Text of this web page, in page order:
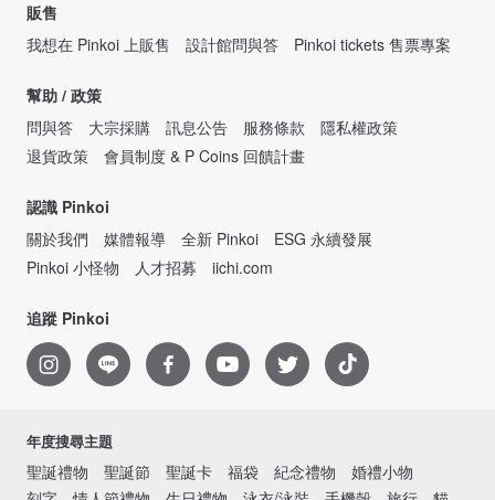
販售
我想在 Pinkoi 上販售
設計館問與答 Pinkoi tickets 售票專案
幫助 / 政策
問與答
大宗採購 訊息公告 服務條款
隱私權政策
退貨政策
會員制度 & P Coins 回饋計畫
認識 Pinkoi
關於我們
媒體報導 全新 Pinkoi
ESG 永續發展
Pinkoi 小怪物
人才招募 iichi.com
追蹤 Pinkoi
年度搜尋主題
聖誕禮物 聖誕節 聖誕卡 福袋 紀念禮物
婚禮小物